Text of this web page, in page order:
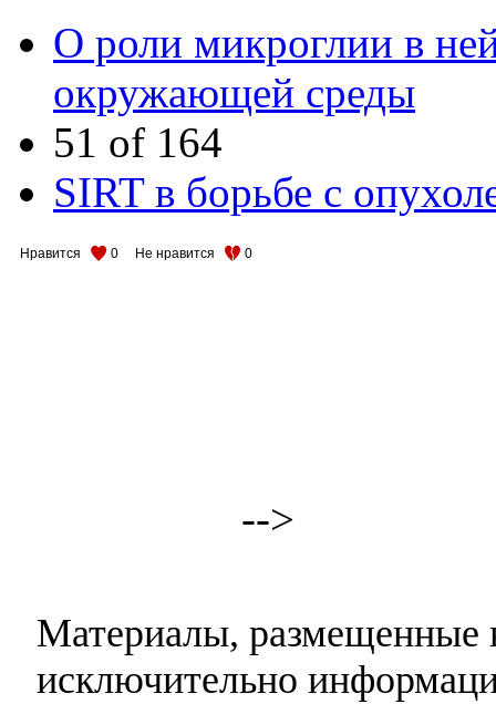
О роли микроглии в
окружающей среды
51 of 164
SIRT в борьбе с
Нравится 0 Не нравится 0
-->
Материалы, размещенные
исключительно